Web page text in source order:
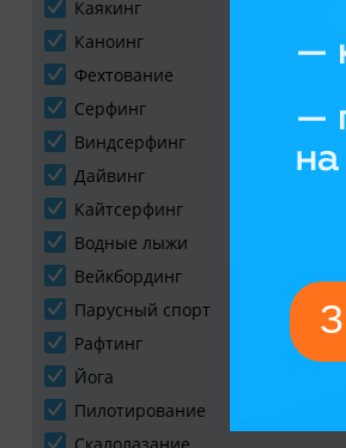
Каякинг
Каноинг
Фехтование
Серфинг
Виндсерфинг
Дайвинг
Кайтсерфинг
Водные лыжи
Вейкбординг
Парусный спорт
Рафтинг
Йога
Пилотирование